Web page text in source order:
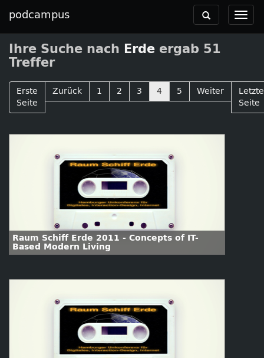
podcampus
Toggle
navigation
Ihre Suche nach Erde ergab 51
Treffer
Erste
Seite
Zurück 1 2 3 4 5 Weiter
Letzte
Seite
Raum Schiff Erde 2011 - Concepts of IT-
Based Modern Living